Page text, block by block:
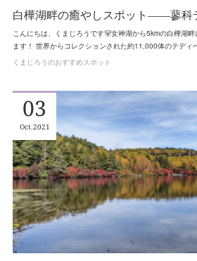
白樺湖畔の癒やしスポット――蓼科
こんにちは、くまじろうです🐻女神湖から5kmの白樺湖
ます！ 世界からコレクションされた約11,000体のテディ
くまじろうのおすすめスポット
03
Oct 2021